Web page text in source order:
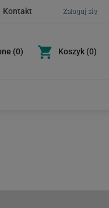
Zaloguj się
Kontakt
(0) Koszyk (0)